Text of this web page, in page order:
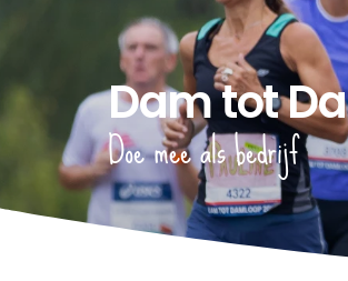
Dam tot
Doe mee als bedrijf